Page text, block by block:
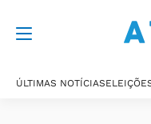
ÚLTIMAS NOTÍCIAS